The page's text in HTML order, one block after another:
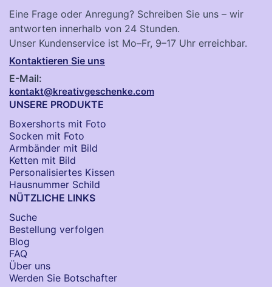
Eine Frage oder Anregung? Schreiben Sie uns – wir
antworten innerhalb von 24 Stunden.
Unser Kundenservice ist Mo–Fr, 9–17 Uhr erreichbar.
Kontaktieren Sie uns
E-Mail:
kontakt@kreativgeschenke.com
UNSERE PRODUKTE
Boxershorts mit Foto
Socken​ mit Foto
Armbänder mit Bild​
Ketten mit Bild
Personalisiertes Kissen
Hausnummer Schild
NÜTZLICHE LINKS
Suche
Bestellung verfolgen
Blog
FAQ
Über uns
Werden Sie Botschafter